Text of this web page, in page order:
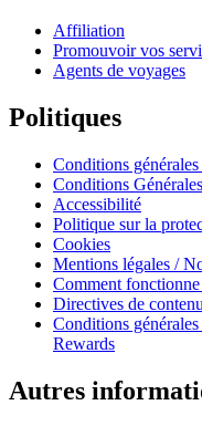
Affiliation
Promouvoir vos
Agents de voyages
Politiques
Conditions
Conditions
Accessibilité
Politique sur la
Cookies
Mentions légales /
Comment
Directives de
Conditions
Rewards
Autres